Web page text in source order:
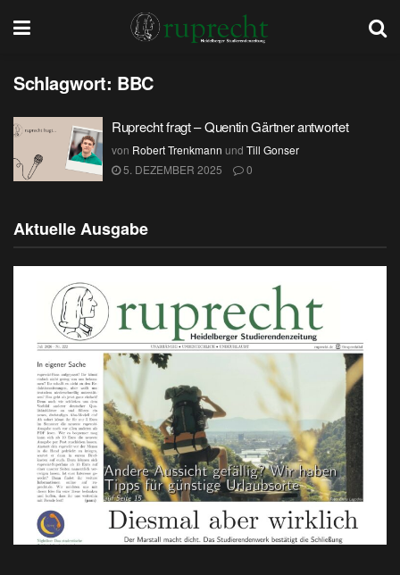
Schlagwort: BBC
Ruprecht fragt – Quentin Gärtner antwortet
von Robert Trenkmann und Till Gonser
5. DEZEMBER 2025
0
Aktuelle Ausgabe